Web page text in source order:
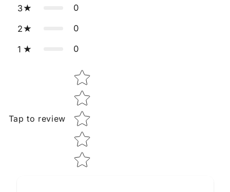
3 0
2 0
1 0
Tap to review
Star rating